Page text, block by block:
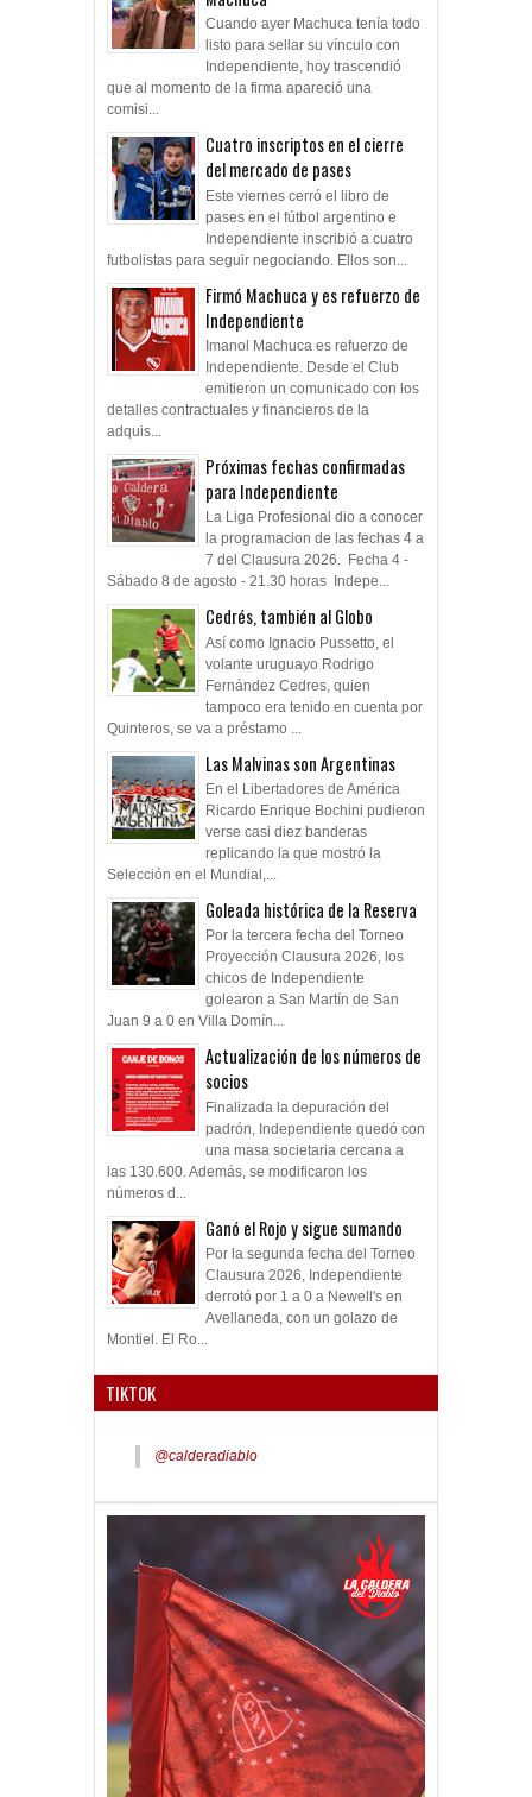
Cuando ayer Machuca tenía todo
listo para sellar su vínculo con
Independiente, hoy trascendió
que al momento de la firma apareció una
comisi...
Cuatro inscriptos en el cierre
del mercado de pases
Este viernes cerró el libro de
pases en el fútbol argentino e
Independiente inscribió a cuatro
futbolistas para seguir negociando. Ellos son...
Firmó Machuca y es refuerzo de
Independiente
Imanol Machuca es refuerzo de
Independiente. Desde el Club
emitieron un comunicado con los
detalles contractuales y financieros de la
adquis...
Próximas fechas confirmadas
para Independiente
La Liga Profesional dio a conocer
la programacion de las fechas 4 a
7 del Clausura 2026. Fecha 4 -
Sábado 8 de agosto - 21.30 horas Indepe...
Cedrés, también al Globo
Así como Ignacio Pussetto, el
volante uruguayo Rodrigo
Fernández Cedres, quien
tampoco era tenido en cuenta por
Quinteros, se va a préstamo ...
Las Malvinas son Argentinas
En el Libertadores de América
Ricardo Enrique Bochini pudieron
verse casi diez banderas
replicando la que mostró la
Selección en el Mundial,...
Goleada histórica de la Reserva
Por la tercera fecha del Torneo
Proyección Clausura 2026, los
chicos de Independiente
golearon a San Martín de San
Juan 9 a 0 en Villa Domín...
Actualización de los números de
socios
Finalizada la depuración del
padrón, Independiente quedó con
una masa societaria cercana a
las 130.600. Además, se modificaron los
números d...
Ganó el Rojo y sigue sumando
Por la segunda fecha del Torneo
Clausura 2026, Independiente
derrotó por 1 a 0 a Newell's en
Avellaneda, con un golazo de
Montiel. El Ro...
TIKTOK
@calderadiablo